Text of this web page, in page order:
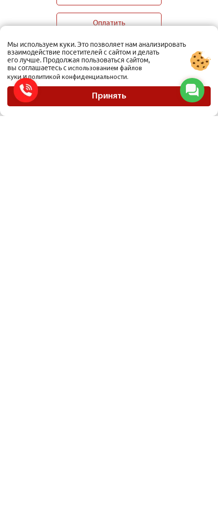
Оплатить
Карта сайта
Политика конфиденциальности
Материалы, размещенные на сайте, не являются публичной офертой
Мы используем куки. Это позволяет нам анализировать
взаимодействие посетителей с сайтом и делать
его лучше. Продолжая пользоваться сайтом,
вы соглашаетесь с использованием файлов
кукииполитикой конфиденциальности.
Принять